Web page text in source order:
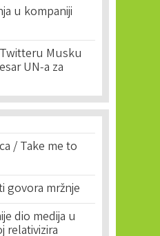
u kompaniji
Musku
UN-a za
/ Take me to
govora mržnje
dio medija u
relativizira